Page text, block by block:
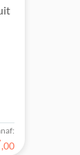
,00